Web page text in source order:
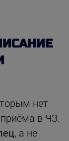
нет
в ЧЗ.
, а не